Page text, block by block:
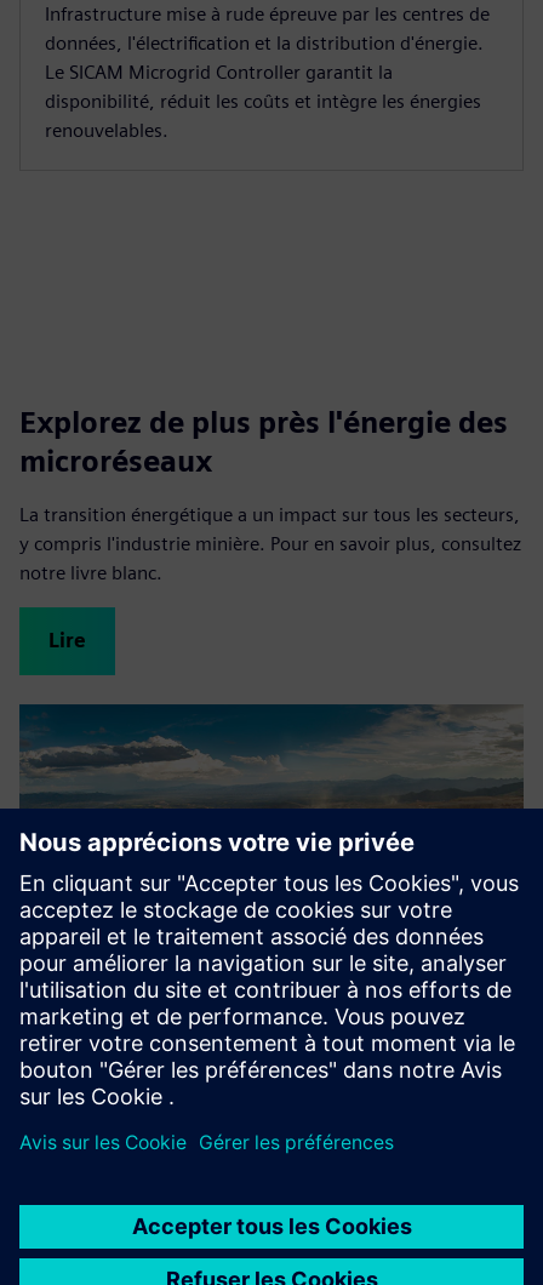
Infrastructure mise à rude épreuve par les centres de
données, l'électrification et la distribution d'énergie.
Le SICAM Microgrid Controller garantit la
disponibilité, réduit les coûts et intègre les énergies
renouvelables.
Explorez de plus près l'énergie des
microréseaux
La transition énergétique a un impact sur tous les secteurs,
y compris l'industrie minière. Pour en savoir plus, consultez
notre livre blanc.
Lire